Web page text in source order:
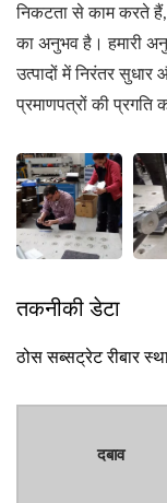
निकटता से काम करते हैं,
का अनुभव है। हमारी
उत्पादों में निरंतर सुधार
प्रमाणपत्रों की प्रगति
तकनीकी डेटा
ठोस सब्सट्रेट रीबार
दबाव